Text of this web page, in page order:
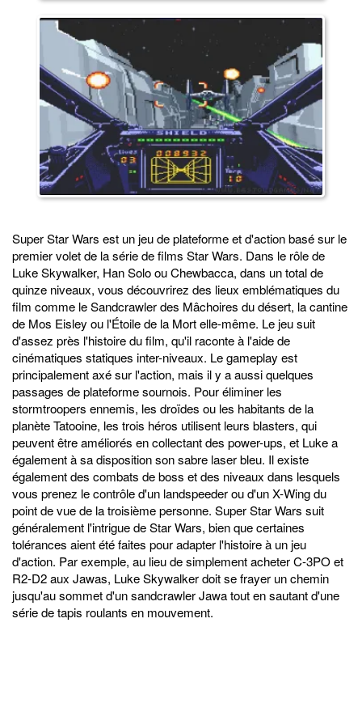
Super Star Wars est un jeu de plateforme et d'action basé sur le
premier volet de la série de films Star Wars. Dans le rôle de
Luke Skywalker, Han Solo ou Chewbacca, dans un total de
quinze niveaux, vous découvrirez des lieux emblématiques du
film comme le Sandcrawler des Mâchoires du désert, la cantine
de Mos Eisley ou l'Étoile de la Mort elle-même. Le jeu suit
d'assez près l'histoire du film, qu'il raconte à l'aide de
cinématiques statiques inter-niveaux. Le gameplay est
principalement axé sur l'action, mais il y a aussi quelques
passages de plateforme sournois. Pour éliminer les
stormtroopers ennemis, les droïdes ou les habitants de la
planète Tatooine, les trois héros utilisent leurs blasters, qui
peuvent être améliorés en collectant des power-ups, et Luke a
également à sa disposition son sabre laser bleu. Il existe
également des combats de boss et des niveaux dans lesquels
vous prenez le contrôle d'un landspeeder ou d'un X-Wing du
point de vue de la troisième personne. Super Star Wars suit
généralement l'intrigue de Star Wars, bien que certaines
tolérances aient été faites pour adapter l'histoire à un jeu
d'action. Par exemple, au lieu de simplement acheter C-3PO et
R2-D2 aux Jawas, Luke Skywalker doit se frayer un chemin
jusqu'au sommet d'un sandcrawler Jawa tout en sautant d'une
série de tapis roulants en mouvement.